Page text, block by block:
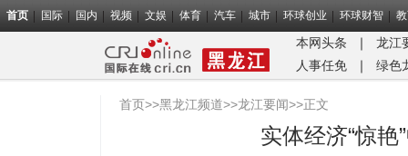
首页 国际 国内 视频 文娱 体育 汽车 城市 环球创业 环球财智
本网头条 ｜
龙江
人事任免
｜ 绿色
首页>>黑龙江频道>>龙江要闻>>正文
实体经济“惊艳